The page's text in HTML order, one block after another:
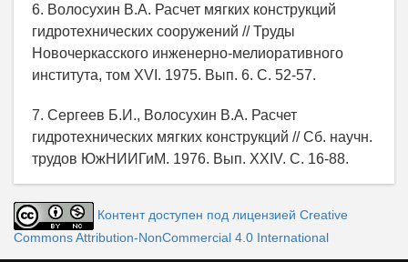
6. Волосухин В.А. Расчет мягких конструкций
гидротехнических сооружений // Труды
Новочеркасского инженерно-мелиоративного
института, том XVI. 1975. Вып. 6. С. 52-57.
7. Сергеев Б.И., Волосухин В.А. Расчет
гидротехнических мягких конструкций // Сб. научн.
трудов ЮжНИИГиМ. 1976. Вып. XXIV. С. 16-88.
Контент доступен под лицензией Creative
Commons Attribution-NonCommercial 4.0 International